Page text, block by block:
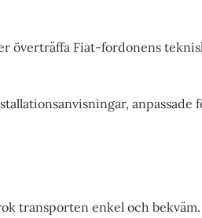
överträffa Fiat-fordonens
transporten enkel och